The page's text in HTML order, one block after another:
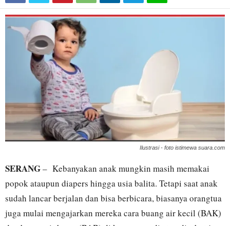
Ilustrasi - foto istimewa suara.com
SERANG– Kebanyakan anak mungkin masih memakai
popok ataupun diapers hingga usia balita. Tetapi saat anak
sudah lancar berjalan dan bisa berbicara, biasanya orangtua
juga mulai mengajarkan mereka cara buang air kecil (BAK)